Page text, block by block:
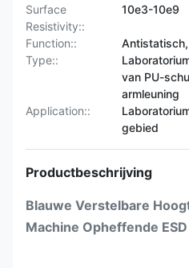
Surface
Resistivity::
10e3-10e9
Function::
Type::
van PU-
armleuning
Application::
gebied
Productbeschrijving
Blauwe Verstelbare
Machine Opheffende